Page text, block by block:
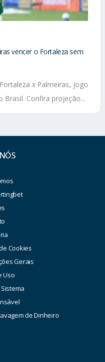
vencer o Fortaleza sem
x Palmeiras, jogo
Brasil. Confira projeção...
Cookies
Gerais
Uso
de Dinheiro